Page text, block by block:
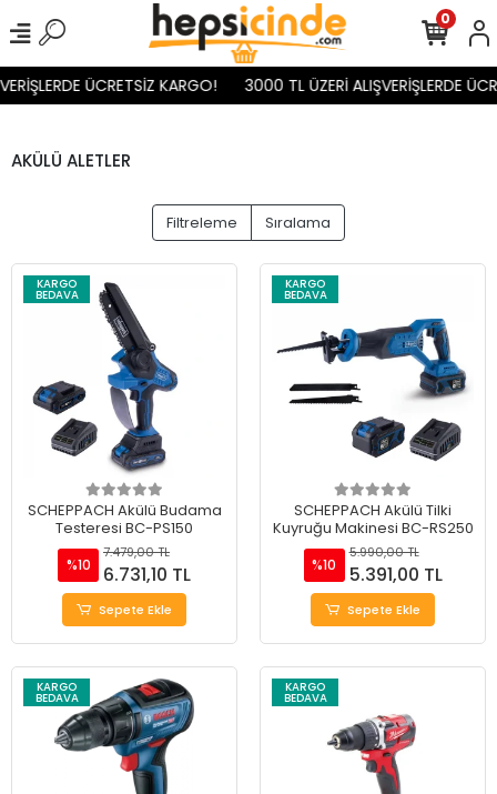
ÜCRETSİZ KARGO! 3000 TL ÜZERİ ALIŞVERİŞLERDE
0
AKÜLÜ ALETLER
Filtreleme Sıralama
KARGO
BEDAVA
SCHEPPACH Akülü Budama
Testeresi BC-PS150
%10
7.479,00 TL
6.731,10 TL
Sepete Ekle
KARGO
BEDAVA
SCHEPPACH Akülü Tilki
Kuyruğu Makinesi BC-RS250
%10
5.990,00 TL
5.391,00 TL
Sepete Ekle
KARGO
BEDAVA
KARGO
BEDAVA